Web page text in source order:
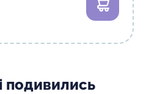
В кошик
подивились